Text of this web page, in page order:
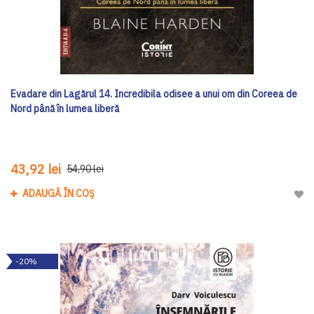
Evadare din Lagărul 14. Incredibila odisee a unui om din Coreea de
Nord până în lumea liberă
43,92 lei 54,90 lei
ADAUGĂ ÎN COȘ
-20%